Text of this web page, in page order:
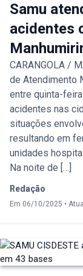
Samu
acidentes
CARANGOLA /
de Atendimento
entre quinta-
acidentes nas
situações
resultando em
unidades
Na noite de […]
Redação
Em 06/10/2025 •